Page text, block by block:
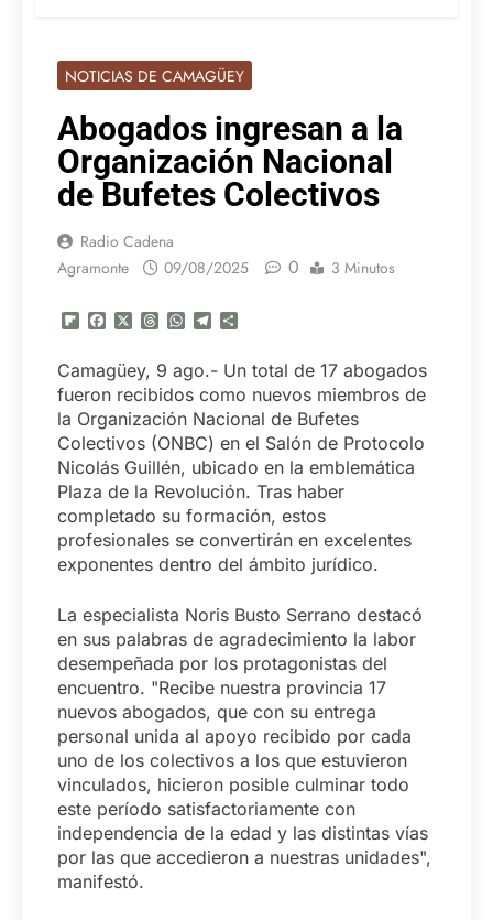
NOTICIAS DE CAMAGÜEY
Abogados ingresan a la
Organización Nacional
de Bufetes Colectivos
Radio Cadena
Agramonte
09/08/2025 0 3 Minutos
Flipboard
FacebookThreadsWhatsApp
Telegram
Camagüey, 9 ago.- Un total de 17 abogados
fueron recibidos como nuevos miembros de
la Organización Nacional de Bufetes
Colectivos (ONBC) en el Salón de Protocolo
Nicolás Guillén, ubicado en la emblemática
Plaza de la Revolución. Tras haber
completado su formación, estos
profesionales se convertirán en excelentes
exponentes dentro del ámbito jurídico.
La especialista Noris Busto Serrano destacó
en sus palabras de agradecimiento la labor
desempeñada por los protagonistas del
encuentro. "Recibe nuestra provincia 17
nuevos abogados, que con su entrega
personal unida al apoyo recibido por cada
uno de los colectivos a los que estuvieron
vinculados, hicieron posible culminar todo
este período satisfactoriamente con
independencia de la edad y las distintas vías
por las que accedieron a nuestras unidades",
manifestó.